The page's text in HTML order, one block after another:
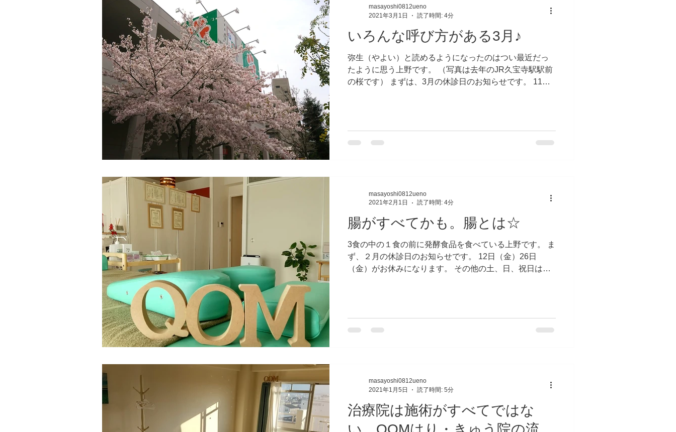
いろんな呼び方がある3月♪
弥生（やよい）と読めるようになったのはつい最近だっ
たように思う上野です。 （写真は去年のJR久宝寺駅駅前
の桜です） まずは、3月の休診日のお知らせです。 11日
masayoshi0812ueno
2021年3月1日
読了時間: 4分
腸がすべてかも。腸とは☆
3食の中の１食の前に発酵食品を食べている上野です。 ま
ず、２月の休診日のお知らせです。 12日（金）26日
（金）がお休みになります。 その他の土、日、祝日は開
masayoshi0812ueno
2021年2月1日
読了時間: 4分
治療院は施術がすべてではな
masayoshi0812ueno
2021年1月5日
読了時間: 5分